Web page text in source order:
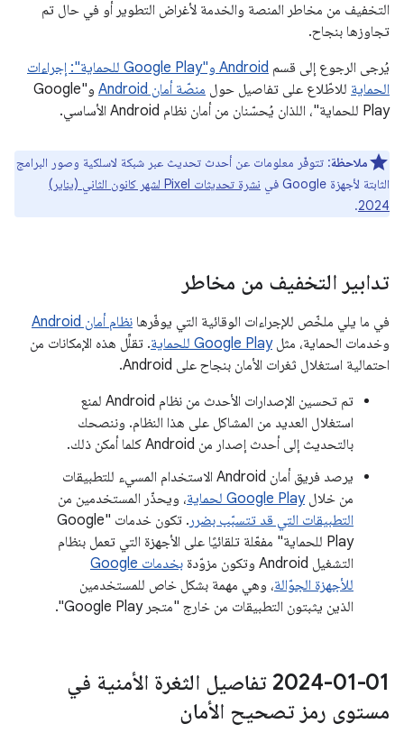
التخفيف من مخاطر المنصة والخدمة لأغراض التطوير أو في حال تم
تجاوزها بنجاح.
يُرجى الرجوع إلى قسم
Android و"Google Play للحماية": إجراءات
الحماية للاطّلاع على تفاصيل حول منصّة أمان Android
و"Google
Play للحماية"، اللذان يُحسّنان من أمان نظام Android الأساسي.
ملاحظة: تتوفّر معلومات عن أحدث تحديث عبر شبكة لاسلكية وصور البرامج
الثابتة لأجهزة Google في
نشرة تحديثات Pixel لشهر كانون الثاني (يناير)
2024
.
تدابير التخفيف من مخاطر
في ما يلي ملخّص للإجراءات الوقائية التي يوفّرها نظام أمان Android
وخدمات الحماية، مثلGoogle Play للحماية
. تقلِّل هذه الإمكانات من
احتمالية استغلال ثغرات الأمان بنجاح على Android.
تم تحسين الإصدارات الأحدث من نظام Android لمنع
استغلال العديد من المشاكل على هذا النظام. وننصحك
بالتحديث إلى أحدث إصدار من Android كلما أمكن ذلك.
يرصد فريق أمان Android الاستخدام المسيء للتطبيقات
من خلالGoogle Play لحماية
، ويحذّر المستخدمين من
التطبيقات التي قد تتسبّب بضرر
. تكون خدمات "Google
Play للحماية" مفعّلة تلقائيًا على الأجهزة التي تعمل بنظام
التشغيل Android وتكون مزوّدة
بخدمات Google
للأجهزة الجوّالة، وهي مهمة بشكل خاص للمستخدمين
الذين يثبتون التطبيقات من خارج "متجر Google Play".
‎2024-01-01 تفاصيل الثغرة الأمنية في
مستوى رمز تصحيح الأمان